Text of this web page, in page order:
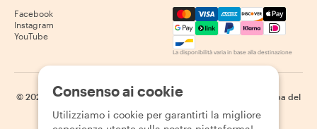
Facebook
Instagram
YouTube
Mastercard, Visa, Amex,
La disponibilità varia in base alla destinazione
© 2026 Withlocals.com | Informativa sulla privacy
Mappa del
Consenso ai cookie
Utilizziamo i cookie per garantirti la migliore